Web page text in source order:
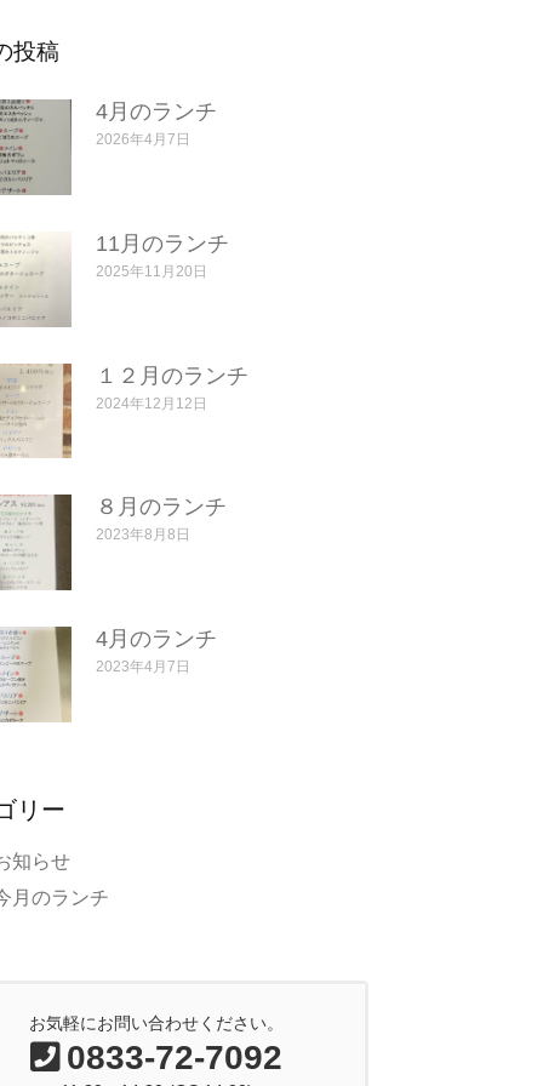
投稿
4月のランチ
2026年4月7日
11月のランチ
2025年11月20日
１２月のランチ
2024年12月12日
８月のランチ
2023年8月8日
4月のランチ
2023年4月7日
リー
知らせ
月のランチ
お気軽にお問い合わせください。
0833-72-7092